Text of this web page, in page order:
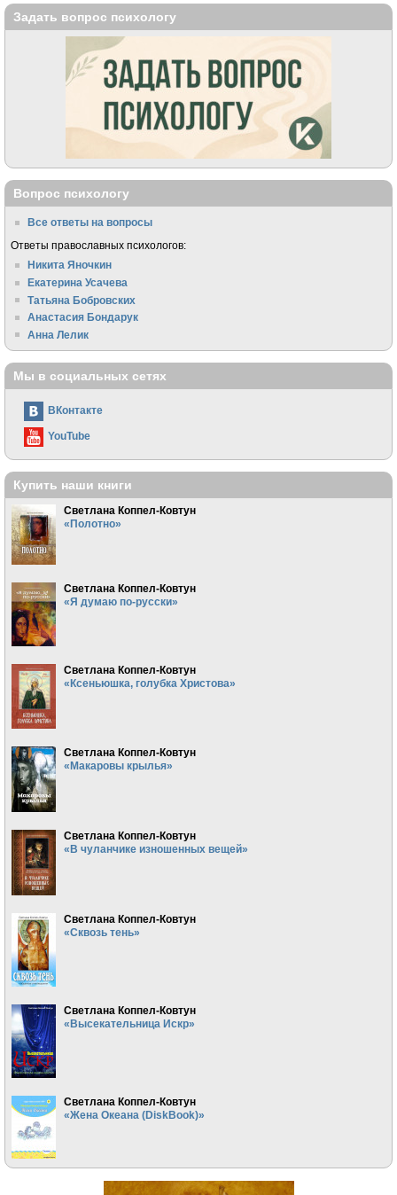
Задать вопрос психологу
Вопрос психологу
Все ответы на вопросы
Ответы православных психологов:
Никита Яночкин
Екатерина Усачева
Татьяна Бобровских
Анастасия Бондарук
Анна Лелик
Мы в социальных сетях
ВКонтакте
YouTube
Купить наши книги
Светлана Коппел-Ковтун
«Полотно»
Светлана Коппел-Ковтун
«Я думаю по-русски»
Светлана Коппел-Ковтун
«Ксеньюшка, голубка Христова»
Светлана Коппел-Ковтун
«Макаровы крылья»
Светлана Коппел-Ковтун
«В чуланчике изношенных вещей»
Светлана Коппел-Ковтун
«Сквозь тень»
Светлана Коппел-Ковтун
«Высекательница Искр»
Светлана Коппел-Ковтун
«Жена Океана (DiskBook)»